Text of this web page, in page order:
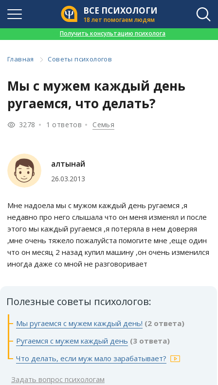
ВСЕ ПСИХОЛОГИ
18 лет помогаем людям
Получить консультацию психолога
Главная Советы психологов
Мы с мужем каждый день
ругаемся, что делать?
3278 1 ответов Семья
алтынай
26.03.2013
Мне надоела мы с мужом каждый день ругаемся ,я
недавно про него слышала что он меня изменял и после
этого мы каждый ругаемся ,я потеряла в нем доверяя
,мне очень тяжело пожалуйста помогите мне ,еще один
что он месяц 2 назад купил машину ,он очень изменился
иногда даже со мной не разговоривает
Полезные советы психологов:
Мы ругаемся с мужем каждый день! (2 ответа)
Ругаемся с мужем каждый день (3 ответа)
Что делать, если муж мало зарабатывает?
Задать вопрос психологам